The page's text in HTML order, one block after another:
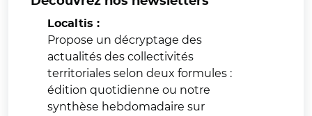
Localtis :
Propose un décryptage des
actualités des collectivités
territoriales selon deux formules :
édition quotidienne ou notre
synthèse hebdomadaire sur